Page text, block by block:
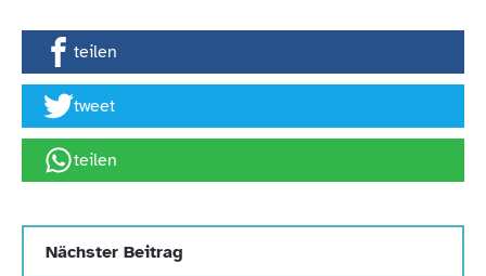
teilen
tweet
teilen
Nächster Beitrag